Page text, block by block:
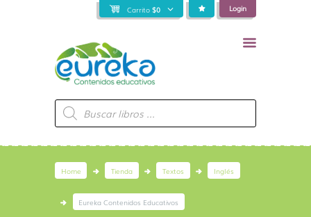
Carrito $0 Login
Búsqueda
de
productos
Home Tienda Textos Inglés
Eureka Contenidos Educativos